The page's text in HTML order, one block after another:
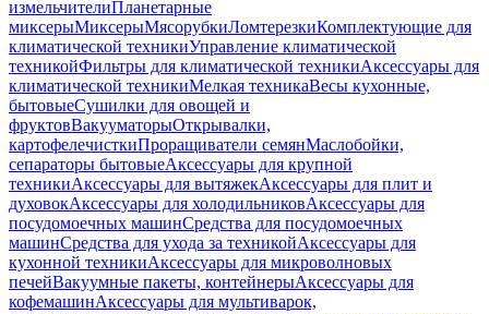
измельчителиПланетарные
миксерыМиксерыМясорубкиЛомтерезкиКомплектующие для
климатической техникиУправление климатической
техникойФильтры для климатической техникиАксессуары для
климатической техникиМелкая техникаВесы кухонные,
бытовыеСушилки для овощей и
фруктовВакууматорыОткрывалки,
картофелечисткиПроращиватели семянМаслобойки,
сепараторы бытовыеАксессуары для крупной
техникиАксессуары для вытяжекАксессуары для плит и
духовокАксессуары для холодильниковАксессуары для
посудомоечных машинСредства для посудомоечных
машинСредства для ухода за техникойАксессуары для
кухонной техникиАксессуары для микроволновых
печейВакуумные пакеты, контейнерыАксессуары для
кофемашинАксессуары для мультиварок,